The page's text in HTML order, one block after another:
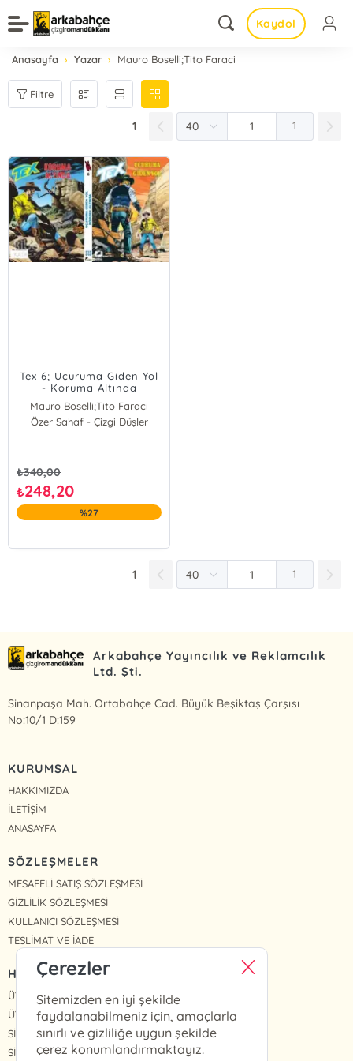
Kaydol
Anasayfa Yazar Mauro Boselli;Tito Faraci
Filtre
1 1
Tex 6; Uçuruma Giden Yol
- Koruma Altında
Mauro Boselli;Tito Faraci
Mauro Boselli
Özer Sahaf - Çizgi Düşler
₺340,00
₺248,20
%27
1 1
Arkabahçe Yayıncılık ve Reklamcılık
Ltd. Şti.
Sinanpaşa Mah. Ortabahçe Cad. Büyük Beşiktaş Çarşısı
No:10/1 D:159
KURUMSAL
HAKKIMIZDA
İLETİŞİM
ANASAYFA
SÖZLEŞMELER
MESAFELİ SATIŞ SÖZLEŞMESİ
GİZLİLİK SÖZLEŞMESİ
KULLANICI SÖZLEŞMESİ
TESLİMAT VE İADE
HIZLI ERİŞİM
ÜYE OL
ÜYE GİRİŞ
SİPARİŞLERİM
SİPARİŞ TAKİP
Çerezler
Sitemizden en iyi şekilde
faydalanabilmeniz için, amaçlarla
sınırlı ve gizliliğe uygun şekilde
çerez konumlandırmaktayız.